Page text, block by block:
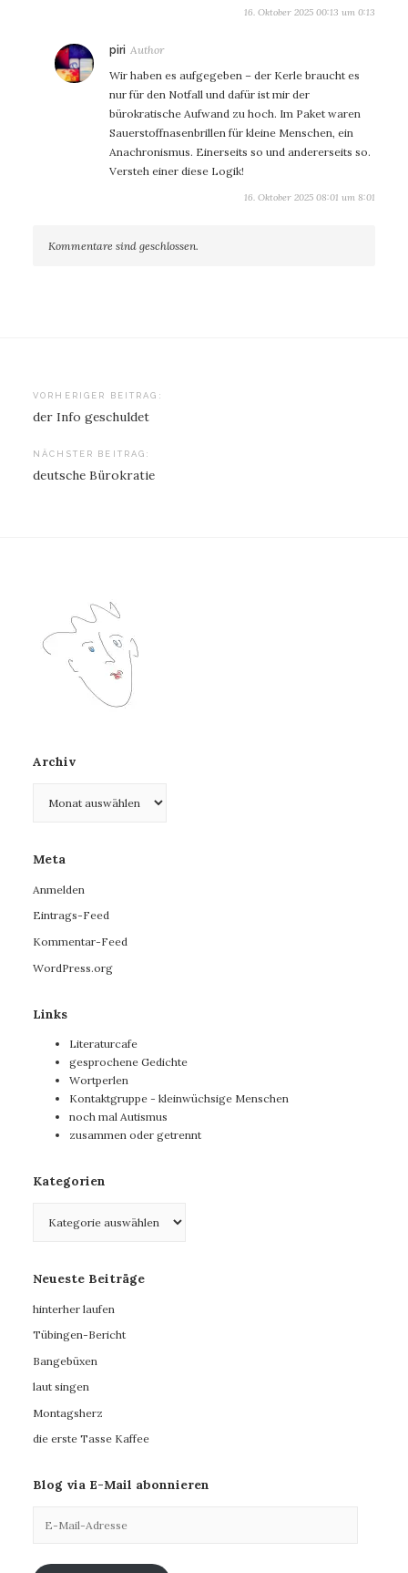
16. Oktober 2025 00:13 um 0:13
piri sagt:
Wir haben es aufgegeben – der Kerle braucht es
nur für den Notfall und dafür ist mir der
bürokratische Aufwand zu hoch. Im Paket waren
Sauerstoffnasenbrillen für kleine Menschen, ein
Anachronismus. Einerseits so und andererseits so.
Versteh einer diese Logik!
16. Oktober 2025 08:01 um 8:01
Kommentare sind geschlossen.
Beitragsnavigation
VORHERIGER BEITRAG:
der Info geschuldet
NÄCHSTER BEITRAG:
deutsche Bürokratie
Archiv
Meta
Anmelden
Eintrags-Feed
Kommentar-Feed
WordPress.org
Links
Literaturcafe
gesprochene Gedichte
Wortperlen
Kontaktgruppe - kleinwüchsige Menschen
noch mal Autismus
zusammen oder getrennt
Kategorien
Neueste Beiträge
hinterher laufen
Tübingen-Bericht
Bangebüxen
laut singen
Montagsherz
die erste Tasse Kaffee
Blog via E-Mail abonnieren
Mail-